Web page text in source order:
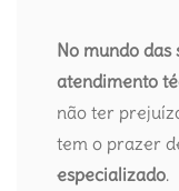
No mundo
atendimento
não ter
tem o prazer
especializado.